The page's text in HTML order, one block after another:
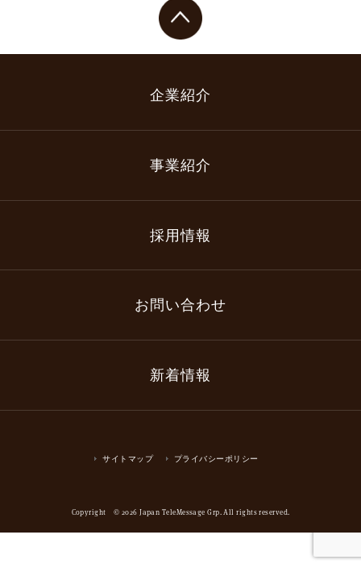
企業紹介
事業紹介
採用情報
お問い合わせ
新着情報
サイトマップ プライバシーポリシー
Copyright © 2026 Japan TeleMessage Grp. All rights reserved.